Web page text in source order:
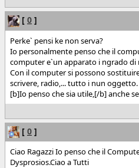
[ 0 ]
Perke` pensi ke non serva?
Io personalmente penso che il
computer e`un apparato i ngrado
Con il computer si possono
scrivere, radio,... tutto i nun oggetto.
[b]Io penso che sia utile,[/b] anche
[ 0 ]
Ciao Ragazzi Io penso che il
Dysprosios.Ciao a Tutti